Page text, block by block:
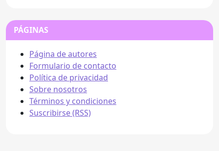
PÁGINAS
Página de autores
Formulario de contacto
Política de privacidad
Sobre nosotros
Términos y condiciones
Suscribirse (RSS)